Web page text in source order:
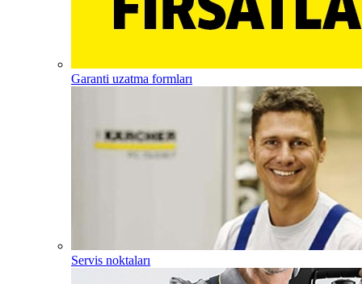
Garanti uzatma formları
Servis noktaları